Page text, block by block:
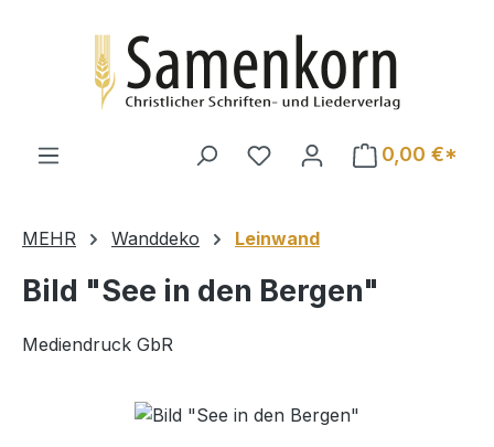
0,00 €*
MEHR Wanddeko Leinwand
Bild "See in den Bergen"
Mediendruck GbR
Bildergalerie überspringen